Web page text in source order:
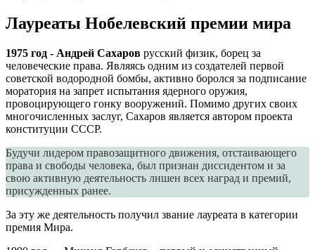
Лауреаты Нобелевский премии мира
1975 год ‐ Андрей Сахаров русский физик, борец за
человеческие права. Являясь одним из создателей первой
советской водородной бомбы, активно боролся за подписание
моратория на запрет испытания ядерного оружия,
провоцирующего гонку вооружений. Помимо других своих
многочисленных заслуг, Сахаров является автором проекта
конституции СССР.
Будучи лидером правозащитного движения, отстаивающего
права и свободы человека, был признан диссидентом и за
свою активную деятельность лишен всех наград и премий,
присужденных ранее.
За эту же деятельность получил звание лауреата в категории
премия Мира.